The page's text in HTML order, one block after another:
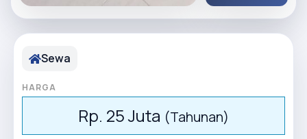
Sewa
HARGA
Rp. 25 Juta (Tahunan)